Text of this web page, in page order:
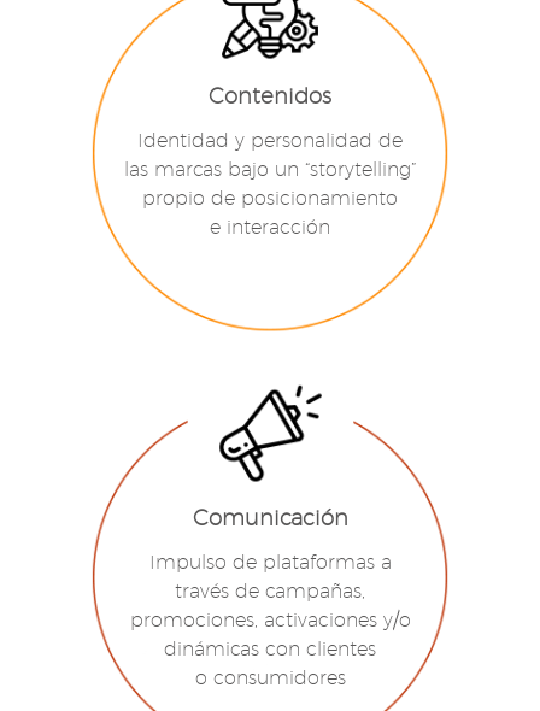
Contenidos
Identidad y personalidad de
las marcas bajo un “storytelling”
propio de posicionamiento
e interacción
Comunicación
Impulso de plataformas a
través de campañas,
promociones, activaciones y/o
dinámicas con clientes
o consumidores